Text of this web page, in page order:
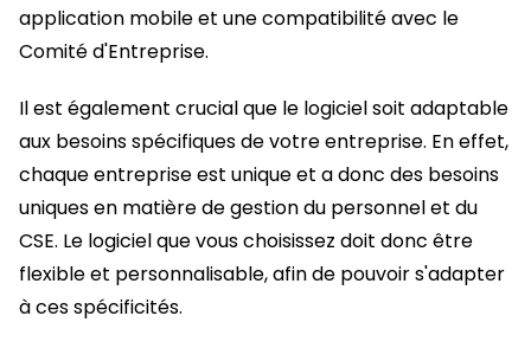
application mobile et une compatibilité avec le
Comité d'Entreprise.
Il est également crucial que le logiciel soit adaptable
aux besoins spécifiques de votre entreprise. En effet,
chaque entreprise est unique et a donc des besoins
uniques en matière de gestion du personnel et du
CSE. Le logiciel que vous choisissez doit donc être
flexible et personnalisable, afin de pouvoir s'adapter
à ces spécificités.